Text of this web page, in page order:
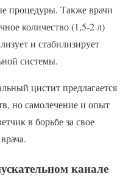
процедуры. Также врачи
количество (1,5-2 л)
и стабилизирует
системы.
цистит предлагается
но самолечение и опыт
в борьбе за свое
канале